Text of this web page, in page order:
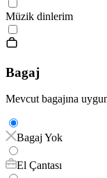
Müzik dinlerim
Bagaj
Mevcut bagajına
Bagaj Yok
El Çantası